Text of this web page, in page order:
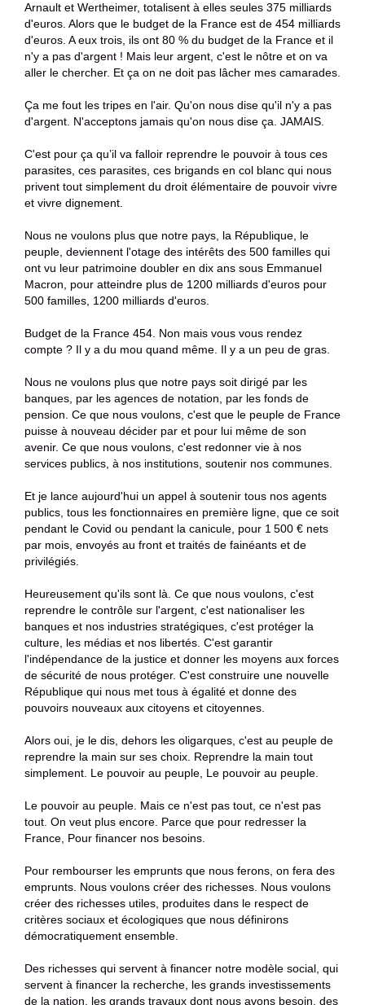
Arnault et Wertheimer, totalisent à elles seules 375 milliards
d'euros. Alors que le budget de la France est de 454 milliards
d'euros. A eux trois, ils ont 80 % du budget de la France et il
n'y a pas d'argent ! Mais leur argent, c'est le nôtre et on va
aller le chercher. Et ça on ne doit pas lâcher mes camarades.
Ça me fout les tripes en l'air. Qu'on nous dise qu'il n'y a pas
d'argent. N'acceptons jamais qu'on nous dise ça. JAMAIS.
C'est pour ça qu’il va falloir reprendre le pouvoir à tous ces
parasites, ces parasites, ces brigands en col blanc qui nous
privent tout simplement du droit élémentaire de pouvoir vivre
et vivre dignement.
Nous ne voulons plus que notre pays, la République, le
peuple, deviennent l'otage des intérêts des 500 familles qui
ont vu leur patrimoine doubler en dix ans sous Emmanuel
Macron, pour atteindre plus de 1200 milliards d'euros pour
500 familles, 1200 milliards d'euros.
Budget de la France 454. Non mais vous vous rendez
compte ? Il y a du mou quand même. Il y a un peu de gras.
Nous ne voulons plus que notre pays soit dirigé par les
banques, par les agences de notation, par les fonds de
pension. Ce que nous voulons, c'est que le peuple de France
puisse à nouveau décider par et pour lui même de son
avenir. Ce que nous voulons, c'est redonner vie à nos
services publics, à nos institutions, soutenir nos communes.
Et je lance aujourd'hui un appel à soutenir tous nos agents
publics, tous les fonctionnaires en première ligne, que ce soit
pendant le Covid ou pendant la canicule, pour 1 500 € nets
par mois, envoyés au front et traités de fainéants et de
privilégiés.
Heureusement qu'ils sont là. Ce que nous voulons, c'est
reprendre le contrôle sur l'argent, c'est nationaliser les
banques et nos industries stratégiques, c'est protéger la
culture, les médias et nos libertés. C'est garantir
l'indépendance de la justice et donner les moyens aux forces
de sécurité de nous protéger. C'est construire une nouvelle
République qui nous met tous à égalité et donne des
pouvoirs nouveaux aux citoyens et citoyennes.
Alors oui, je le dis, dehors les oligarques, c'est au peuple de
reprendre la main sur ses choix. Reprendre la main tout
simplement. Le pouvoir au peuple, Le pouvoir au peuple.
Le pouvoir au peuple. Mais ce n'est pas tout, ce n'est pas
tout. On veut plus encore. Parce que pour redresser la
France, Pour financer nos besoins.
Pour rembourser les emprunts que nous ferons, on fera des
emprunts. Nous voulons créer des richesses. Nous voulons
créer des richesses utiles, produites dans le respect de
critères sociaux et écologiques que nous définirons
démocratiquement ensemble.
Des richesses qui servent à financer notre modèle social, qui
servent à financer la recherche, les grands investissements
de la nation, les grands travaux dont nous avons besoin, des